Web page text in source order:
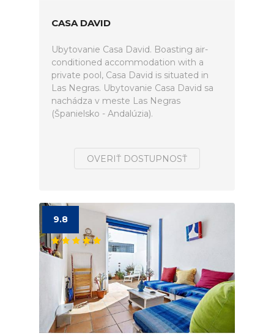
CASA DAVID
Ubytovanie Casa David. Boasting air-
conditioned accommodation with a
private pool, Casa David is situated in
Las Negras. Ubytovanie Casa David sa
nachádza v meste Las Negras
(Španielsko - Andalúzia).
OVERIŤ DOSTUPNOSŤ
9.8